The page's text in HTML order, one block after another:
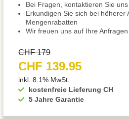
Bei Fragen, kontaktieren Sie
Erkundigen Sie sich bei höherer
Mengenrabatten
Wir freuen uns auf Ihre Anfragen
kostenfreie Lieferung CH
5 Jahre Garantie
CHF 179
CHF 139.95
inkl. 8.1% MwSt.